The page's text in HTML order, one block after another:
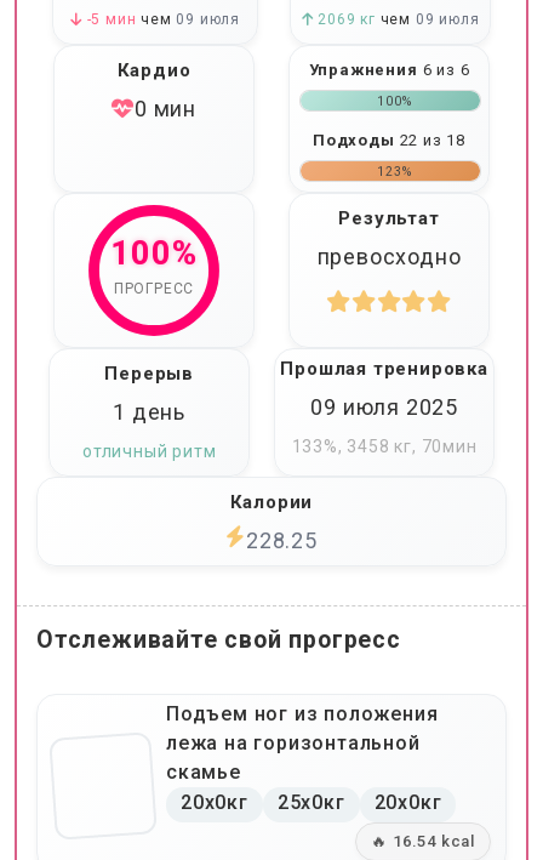
-5 мин чем 09 июля 2069 кг чем 09 июля
Кардио
0 мин
Упражнения 6 из 6
100%
Подходы 22 из 18
123%
100%
ПРОГРЕСС
Результат
превосходно
Перерыв
1 день
отличный ритм
Прошлая тренировка
09 июля 2025
133%, 3458 кг, 70мин
Калории
228.25
Отслеживайте свой прогресс
Подъем ног из положения
лежа на горизонтальной
скамье
20x0кг
25x0кг 20x0кг
🔥 16.54 kcal